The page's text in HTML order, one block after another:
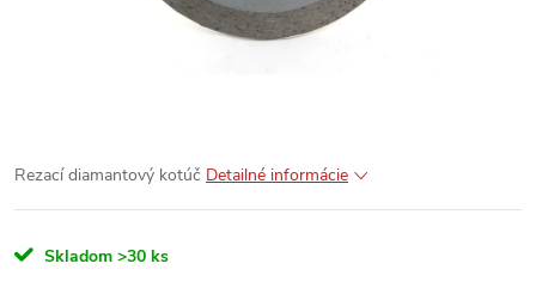
Rezací diamantový kotúč Detailné informácie
Skladom >30 ks